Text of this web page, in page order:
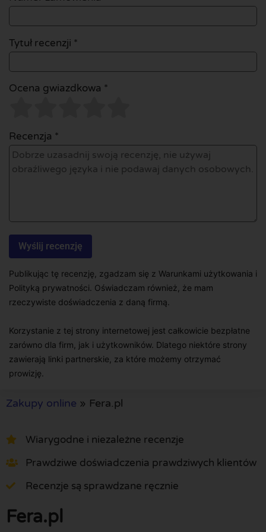
Tytuł recenzji *
Ocena gwiazdkowa *
Recenzja *
Publikując tę recenzję, zgadzam się z Warunkami użytkowania i
Polityką prywatności. Oświadczam również, że mam
rzeczywiste doświadczenia z daną firmą.
Korzystanie z tej strony internetowej jest całkowicie bezpłatne
zarówno dla firm, jak i użytkowników. Dlatego niektóre strony
zawierają linki partnerskie, za które możemy otrzymać
prowizję.
Zakupy online » Fera.pl
Wiarygodne i niezależne recenzje
Prawdziwe doświadczenia prawdziwych klientów
Recenzje są sprawdzane ręcznie
Fera.pl